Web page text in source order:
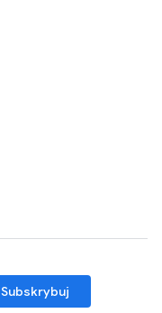
Subskrybuj